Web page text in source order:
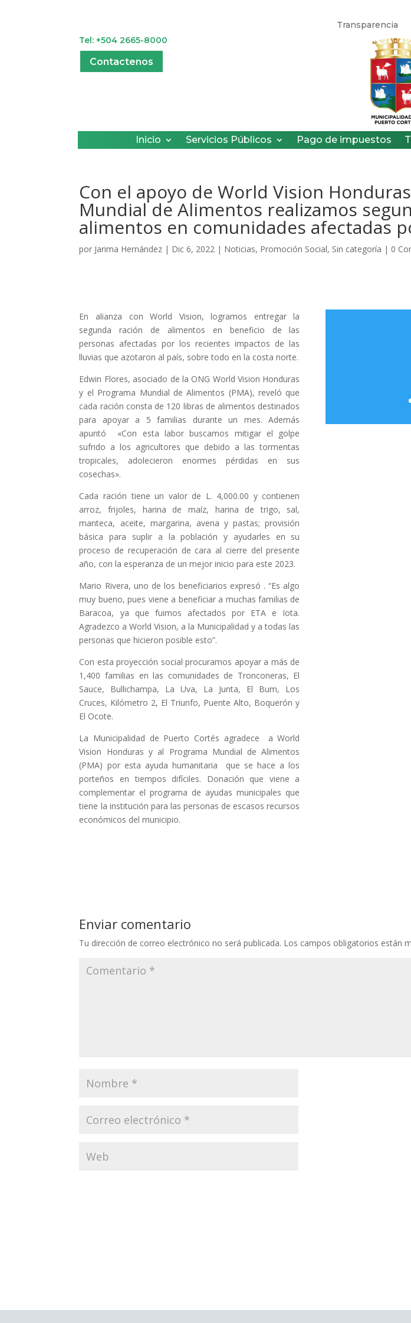
Transparencia
Tel: +504 2665-8000
Contactenos
Inicio Servicios Públicos Pago de impuestos
Con el apoyo de World Vision
Mundial de Alimentos realizamos
alimentos en comunidades afectadas
por Jarima Hernández | Dic 6, 2022 | Noticias, Promoción Social, Sin categoría | 0
En alianza con World Vision, logramos entregar la
segunda ración de alimentos en beneficio de las
personas afectadas por los recientes impactos de las
lluvias que azotaron al país, sobre todo en la costa norte.
Edwin Flores, asociado de la ONG World Vision Honduras
y el Programa Mundial de Alimentos (PMA), reveló que
cada ración consta de 120 libras de alimentos destinados
para apoyar a 5 familias durante un mes. Además
apuntó «Con esta labor buscamos mitigar el golpe
sufrido a los agricultores que debido a las tormentas
tropicales, adolecieron enormes pérdidas en sus
cosechas».
Cada ración tiene un valor de L. 4,000.00 y contienen
arroz, frijoles, harina de maíz, harina de trigo, sal,
manteca, aceite, margarina, avena y pastas; provisión
básica para suplir a la población y ayudarles en su
proceso de recuperación de cara al cierre del presente
año, con la esperanza de un mejor inicio para este 2023.
Mario Rivera, uno de los beneficiarios expresó . “Es algo
muy bueno, pues viene a beneficiar a muchas familias de
Baracoa, ya que fuimos afectados por ETA e Iota.
Agradezco a World Vision, a la Municipalidad y a todas las
personas que hicieron posible esto”.
Con esta proyección social procuramos apoyar a más de
1,400 familias en las comunidades de Tronconeras, El
Sauce, Bullichampa, La Uva, La Junta, El Bum, Los
Cruces, Kilómetro 2, El Triunfo, Puente Alto, Boquerón y
El Ocote.
La Municipalidad de Puerto Cortés agradece a World
Vision Honduras y al Programa Mundial de Alimentos
(PMA) por esta ayuda humanitaria que se hace a los
porteños en tiempos difíciles. Donación que viene a
complementar el programa de ayudas municipales que
tiene la institución para las personas de escasos recursos
económicos del municipio.
Enviar comentario
Tu dirección de correo electrónico no será publicada. Los campos obligatorios están